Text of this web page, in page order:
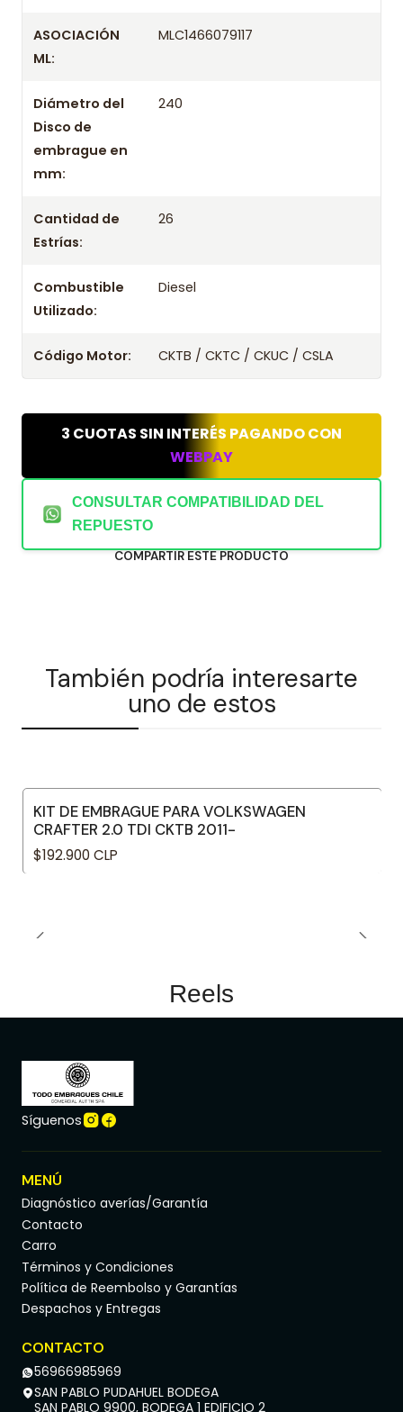
ASOCIACIÓN
ML:
MLC1466079117
Diámetro del
Disco de
embrague en
mm:
240
Cantidad de
Estrías:
26
Combustible
Utilizado:
Diesel
Código Motor: CKTB / CKTC / CKUC / CSLA
3 CUOTAS SIN INTERÉS PAGANDO CON
WEBPAY
CONSULTAR COMPATIBILIDAD DEL
REPUESTO
COMPARTIR ESTE PRODUCTO
También podría interesarte
uno de estos
KIT DE EMBRAGUE PARA VOLKSWAGEN
CRAFTER 2.0 TDI CKTB 2011-
$192.900 CLP
Reels
Síguenos
MENÚ
Diagnóstico averías/Garantía
Contacto
Carro
Términos y Condiciones
Política de Reembolso y Garantías
Despachos y Entregas
CONTACTO
56966985969
SAN PABLO PUDAHUEL BODEGA
SAN PABLO 9900, BODEGA 1 EDIFICIO 2